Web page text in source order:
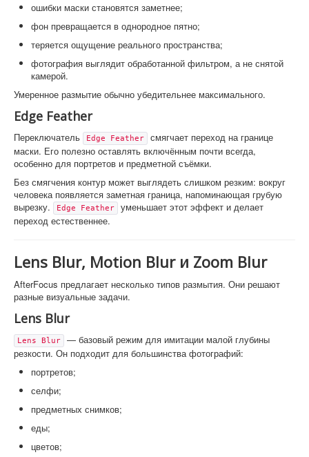
ошибки маски становятся заметнее;
фон превращается в однородное пятно;
теряется ощущение реального пространства;
фотография выглядит обработанной фильтром, а не снятой
камерой.
Умеренное размытие обычно убедительнее максимального.
Edge Feather
Переключатель Edge Feather
смягчает переход на границе
маски. Его полезно оставлять включённым почти всегда,
особенно для портретов и предметной съёмки.
Без смягчения контур может выглядеть слишком резким: вокруг
человека появляется заметная граница, напоминающая грубую
вырезку.
Edge Feather
уменьшает этот эффект и делает
переход естественнее.
Lens Blur, Motion Blur и Zoom Blur
AfterFocus предлагает несколько типов размытия. Они решают
разные визуальные задачи.
Lens Blur
Lens Blur
— базовый режим для имитации малой глубины
резкости. Он подходит для большинства фотографий:
портретов;
селфи;
предметных снимков;
еды;
цветов;